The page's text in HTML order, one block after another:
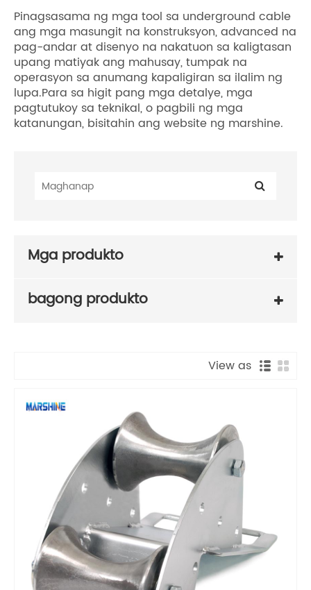
Pinagsasama ng mga tool sa underground cable
ang mga masungit na konstruksyon, advanced na
pag-andar at disenyo na nakatuon sa kaligtasan
upang matiyak ang mahusay, tumpak na
operasyon sa anumang kapaligiran sa ilalim ng
lupa.Para sa higit pang mga detalye, mga
pagtutukoy sa teknikal, o pagbili ng mga
katanungan, bisitahin ang website ng marshine.
Mga produkto
bagong produkto
View as